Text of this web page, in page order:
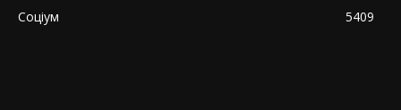
Соціум
5409